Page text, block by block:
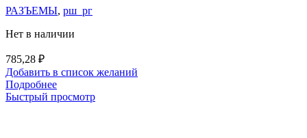
РАЗЪЕМЫ, рш_рг
Нет в наличии
785,28 ₽
Добавить в список желаний
Подробнее
Быстрый просмотр